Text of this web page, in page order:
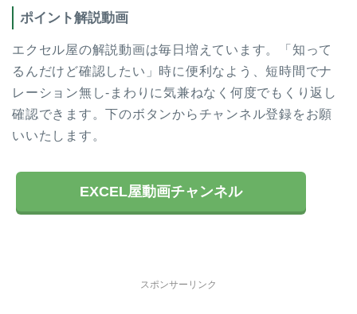
ポイント解説動画
エクセル屋の解説動画は毎日増えています。「知って
るんだけど確認したい」時に便利なよう、短時間でナ
レーション無し-まわりに気兼ねなく何度でもくり返し
確認できます。下のボタンからチャンネル登録をお願
いいたします。
EXCEL屋動画チャンネル
スポンサーリンク